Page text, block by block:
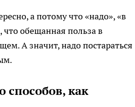
а потому что «надо», «в
что обещанная польза в
А значит, надо постараться
способов, как